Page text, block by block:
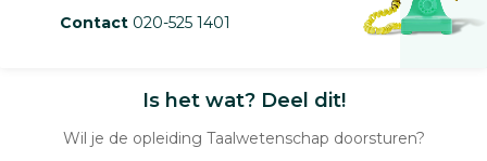
Contact 020-525 1401
Is het wat? Deel dit!
Wil je de opleiding Taalwetenschap doorsturen?